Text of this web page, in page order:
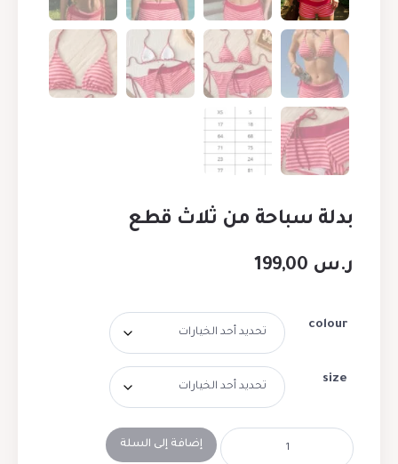
بدلة سباحة من ثلاث قطع
ر.س
colour
size
إضافة إلى السلة